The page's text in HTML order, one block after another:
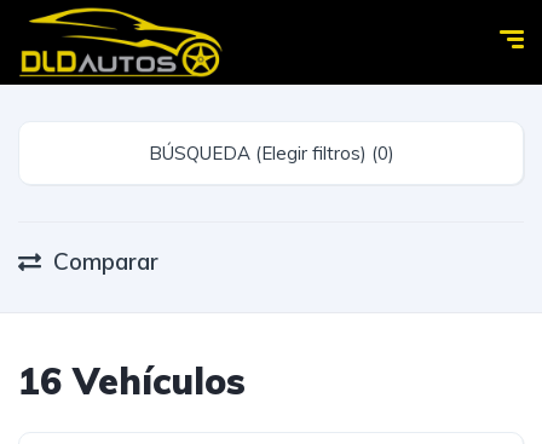
BÚSQUEDA (Elegir filtros) (0)
Comparar
16 Vehículos